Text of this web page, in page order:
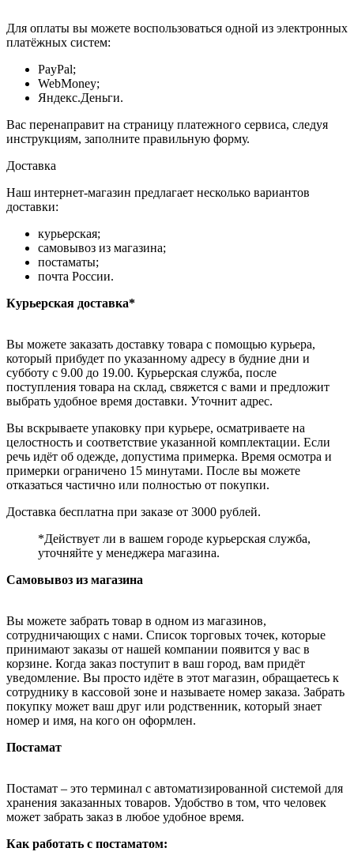
Для оплаты вы можете воспользоваться одной из электронных
платёжных систем:
PayPal;
WebMoney;
Яндекс.Деньги.
Вас перенаправит на страницу платежного сервиса, следуя
инструкциям, заполните правильную форму.
Доставка
Наш интернет-магазин предлагает несколько вариантов
доставки:
курьерская;
самовывоз из магазина;
постаматы;
почта России.
Курьерская доставка*
Вы можете заказать доставку товара с помощью курьера,
который прибудет по указанному адресу в будние дни и
субботу с 9.00 до 19.00. Курьерская служба, после
поступления товара на склад, свяжется с вами и предложит
выбрать удобное время доставки. Уточнит адрес.
Вы вскрываете упаковку при курьере, осматриваете на
целостность и соответствие указанной комплектации. Если
речь идёт об одежде, допустима примерка. Время осмотра и
примерки ограничено 15 минутами. После вы можете
отказаться частично или полностью от покупки.
Доставка бесплатна при заказе от 3000 рублей.
*Действует ли в вашем городе курьерская служба,
уточняйте у менеджера магазина.
Самовывоз из магазина
Вы можете забрать товар в одном из магазинов,
сотрудничающих с нами. Список торговых точек, которые
принимают заказы от нашей компании появится у вас в
корзине. Когда заказ поступит в ваш город, вам придёт
уведомление. Вы просто идёте в этот магазин, обращаетесь к
сотруднику в кассовой зоне и называете номер заказа. Забрать
покупку может ваш друг или родственник, который знает
номер и имя, на кого он оформлен.
Постамат
Постамат – это терминал с автоматизированной системой для
хранения заказанных товаров. Удобство в том, что человек
может забрать заказ в любое удобное время.
Как работать с постаматом: